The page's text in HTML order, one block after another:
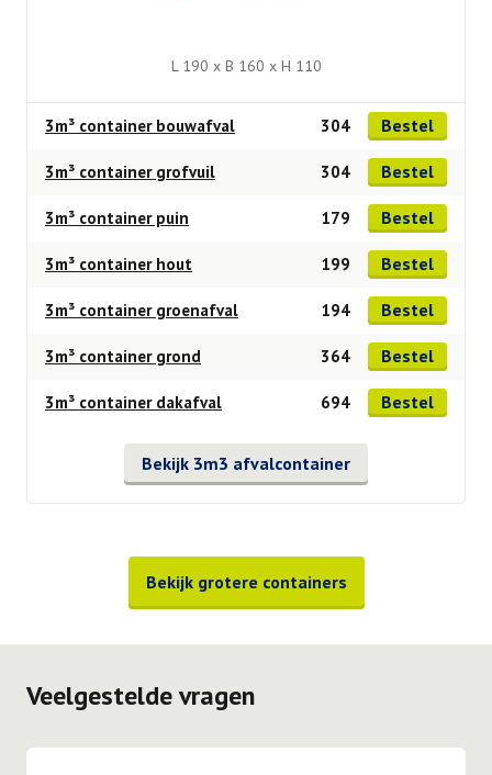
L 190 x B 160 x H 110
3m³ container bouwafval 304 Bestel
3m³ container grofvuil 304 Bestel
3m³ container puin 179 Bestel
3m³ container hout 199 Bestel
3m³ container groenafval 194 Bestel
3m³ container grond 364 Bestel
3m³ container dakafval 694 Bestel
Bekijk 3m3 afvalcontainer
Bekijk grotere containers
Veelgestelde vragen